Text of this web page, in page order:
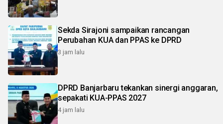
Sekda Sirajoni sampaikan rancangan
Perubahan KUA dan PPAS ke DPRD
3 jam lalu
DPRD Banjarbaru tekankan sinergi anggaran,
sepakati KUA-PPAS 2027
4 jam lalu